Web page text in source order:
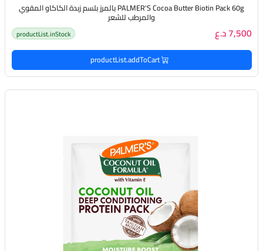
PALMER'S Cocoa Butter Biotin Pack 60g بالمرز بلسم زبدة الكاكاو المقوي
والمرطب للشعر
7,500 د.ع productList.inStock
productList.addToCart